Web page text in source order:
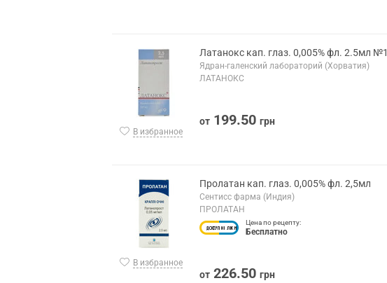
В избранное
Латанокс кап. глаз. 0,005% фл. 2.5мл №1
Ядран-галенский лабораторий (Хорватия)
ЛАТАНОКС
от 199.50 грн
В избранное
Пролатан кап. глаз. 0,005% фл. 2,5мл
Сентисс фарма (Индия)
ПРОЛАТАН
Цена по рецепту:
Бесплатно
от 226.50 грн